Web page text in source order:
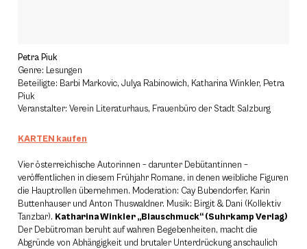
Petra Piuk
Genre: Lesungen
Beteiligte: Barbi Markovic, Julya Rabinowich, Katharina Winkler, Petra
Piuk
Veranstalter: Verein Literaturhaus, Frauenbüro der Stadt Salzburg
KARTEN kaufen
Vier österreichische Autorinnen – darunter Debütantinnen –
veröffentlichen in diesem Frühjahr Romane, in denen weibliche Figuren
die Hauptrollen übernehmen. Moderation: Cay Bubendorfer, Karin
Buttenhauser und Anton Thuswaldner. Musik: Birgit & Dani (Kollektiv
Tanzbar). Katharina Winkler „Blauschmuck“ (Suhrkamp Verlag)
Der Debütroman beruht auf wahren Begebenheiten, macht die
Abgründe von Abhängigkeit und brutaler Unterdrückung anschaulich